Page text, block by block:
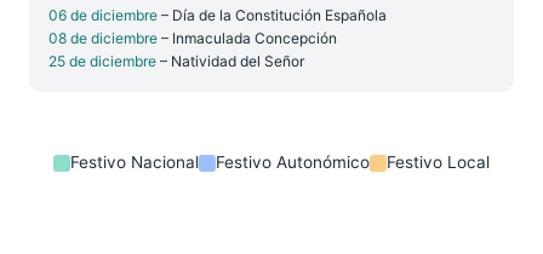
06 de diciembre – Día de la Constitución Española
08 de diciembre – Inmaculada Concepción
25 de diciembre – Natividad del Señor
Festivo Nacional Festivo Autonómico Festivo Local